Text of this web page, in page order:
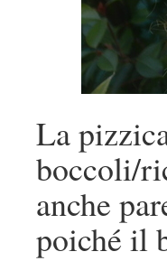
La
boccoli/
anche
poiché il